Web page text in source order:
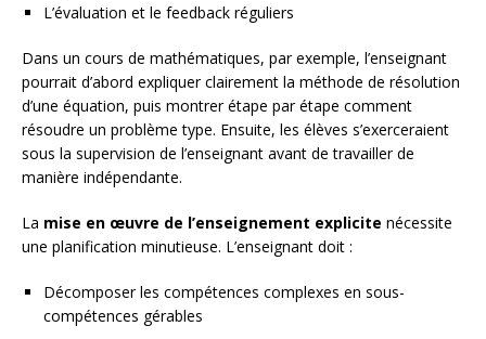
L’évaluation et le feedback réguliers
Dans un cours de mathématiques, par exemple, l’enseignant
pourrait d’abord expliquer clairement la méthode de résolution
d’une équation, puis montrer étape par étape comment
résoudre un problème type. Ensuite, les élèves s’exerceraient
sous la supervision de l’enseignant avant de travailler de
manière indépendante.
La mise en œuvre de l’enseignement explicite nécessite
une planification minutieuse. L’enseignant doit :
Décomposer les compétences complexes en sous-
compétences gérables